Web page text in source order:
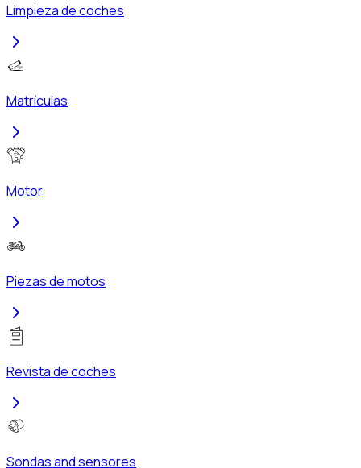
Limpieza de coches
Matrículas
Motor
Piezas de motos
Revista de coches
Sondas and sensores